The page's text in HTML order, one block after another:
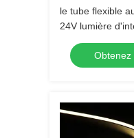
le tube flexible
24V lumière
2700~6500K
tube
Obtenez